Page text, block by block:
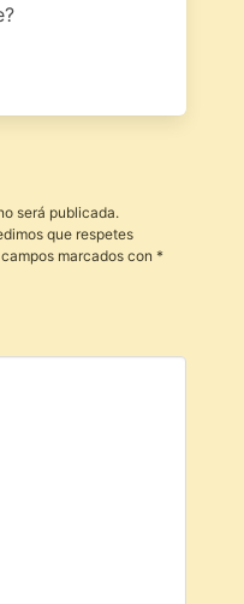
será publicada.
que respetes
marcados con *